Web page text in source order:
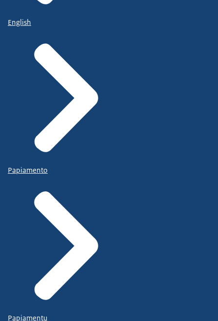
English
Papiamento
Papiamentu